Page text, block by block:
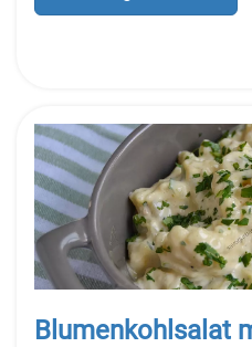
Blumenkohlsalat